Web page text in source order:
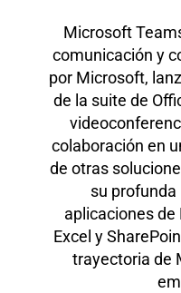
Microsoft
comunicación y
por Microsoft,
de la suite de
colaboración en
de otras
su
aplicaciones
Excel y
trayectoria de